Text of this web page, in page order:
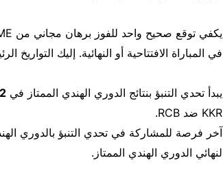
في المباراة الافتتاحية أو النهائية. إليك التواريخ
يبدأ تحدي التنبؤ بنتائج الدوري الهندي الممتاز في 22
KKR ضد RCB.
آخر فرصة للمشاركة في تحدي التنبؤ بالدوري
لنهائي الدوري الهندي الممتاز.